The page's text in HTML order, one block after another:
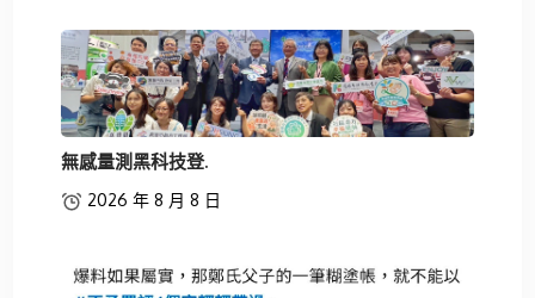
無感量測黑科技登.
2026 年 8 月 8 日